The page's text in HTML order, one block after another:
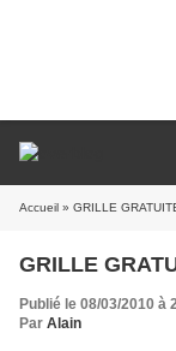
Accueil » GRILLE
GRILLE
Publié le 08/03/2010 à
Par Alain